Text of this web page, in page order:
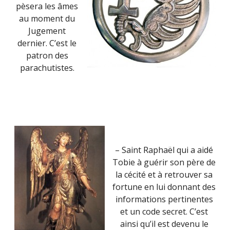
pèsera les âmes
au moment du
Jugement
dernier. C’est le
patron des
parachutistes.
– Saint Raphaël qui a aidé
Tobie à guérir son père de
la cécité et à retrouver sa
fortune en lui donnant des
informations pertinentes
et un code secret. C’est
ainsi qu’il est devenu le